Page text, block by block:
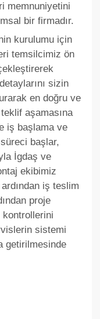
memnuniyetini
bir firmadır.
kurulumu için
temsilcimiz ön
sizin
en doğru ve
aşamasına
iş başlama ve
başlar,
İgdaş ve
ekibimiz
iş teslim
proje
kontrollerini
sistemi
getirilmesinde